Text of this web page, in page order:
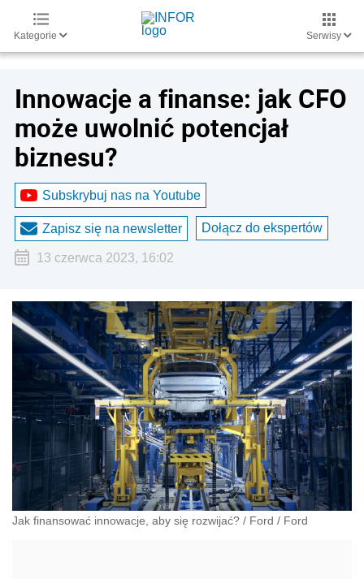
Kategorie Serwisy
Innowacje a finanse: jak CFO
może uwolnić potencjał
biznesu?
Subskrybuj nas na Youtube
Zapisz się na newsletter Dołącz do ekspertów
13 czerwca 2023, 16:02
Jak finansować innowacje, aby się rozwijać? / Ford / Ford